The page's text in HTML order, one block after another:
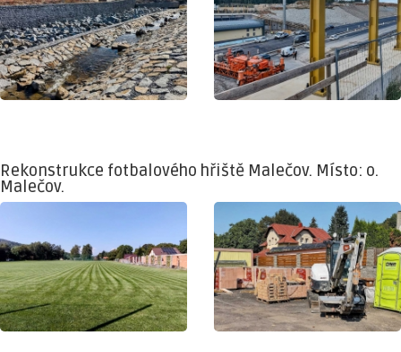
Rekonstrukce fotbalového hřiště Malečov. Místo: o.
Malečov.